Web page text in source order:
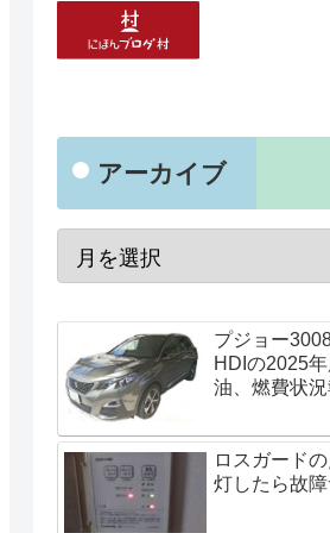
アーカイブ
プジョー
HDIの2025
油、燃費状
ロスガード
灯したら故